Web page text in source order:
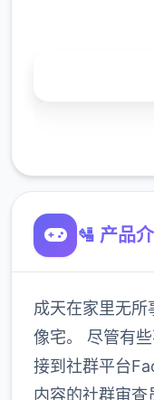
🛂 产品
成天在家里无所
像宅。 尽管有
接到社群平台
内容的社群审查